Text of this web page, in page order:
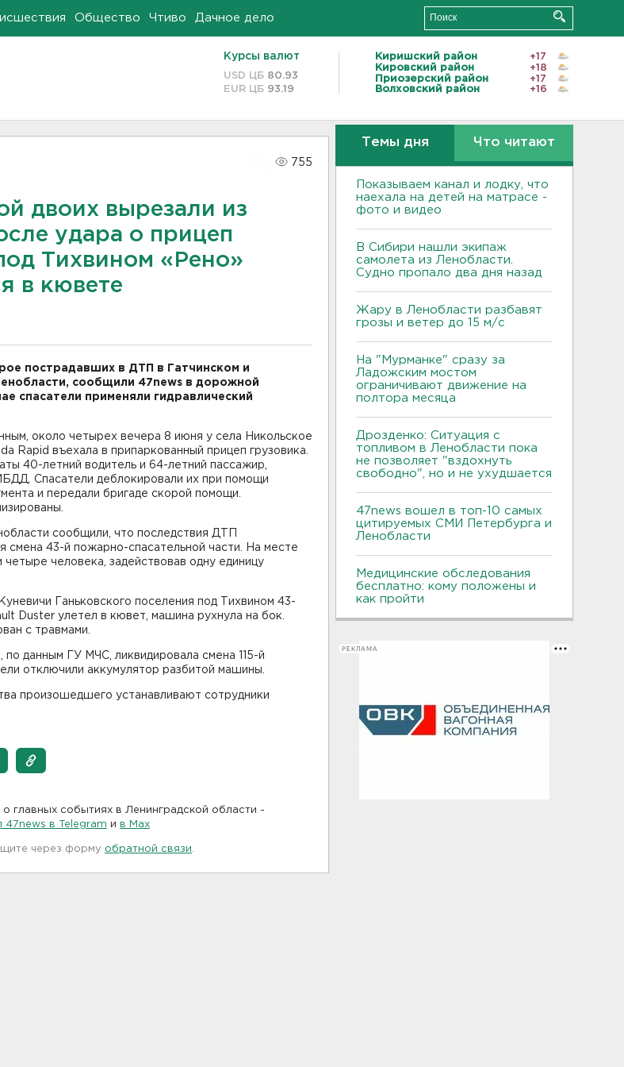
Общество Чтиво Дачное дело
Курсы валют
USD ЦБ 80.93
EUR ЦБ 93.19
Киришский район
+17
Кировский район
+18
Приозерский район
+17
Волховский район
+16
755
двоих вырезали из
удара о прицеп
Тихвином «Рено»
в кювете
пострадавших в ДТП в Гатчинском и
сообщили 47news в дорожной
спасатели применяли гидравлический
около четырех вечера 8 июня у села Никольское
Rapid въехала в припаркованный прицеп грузовика.
40-летний водитель и 64-летний пассажир,
Спасатели деблокировали их при помощи
и передали бригаде скорой помощи.
сообщили, что последствия ДТП
смена 43-й пожарно-спасательной части. На месте
человека, задействовав одну единицу
Ганьковского поселения под Тихвином 43-
Duster улетел в кювет, машина рухнула на бок.
с травмами.
по данным ГУ МЧС, ликвидировала смена 115-й
отключили аккумулятор разбитой машины.
произошедшего устанавливают сотрудники
главных событиях в Ленинградской области -
47news в Telegram и в Maх
через форму обратной связи
Темы дня Что читают
Показываем канал и лодку, что
наехала на детей на матрасе -
фото и видео
В Сибири нашли экипаж
самолета из Ленобласти.
Судно пропало два дня назад
Жару в Ленобласти разбавят
грозы и ветер до 15 м/с
На "Мурманке" сразу за
Ладожским мостом
ограничивают движение на
полтора месяца
Дрозденко: Ситуация с
топливом в Ленобласти пока
не позволяет "вздохнуть
свободно", но и не ухудшается
47news вошел в топ-10 самых
цитируемых СМИ Петербурга и
Ленобласти
Медицинские обследования
бесплатно: кому положены и
как пройти
РЕКЛАМА